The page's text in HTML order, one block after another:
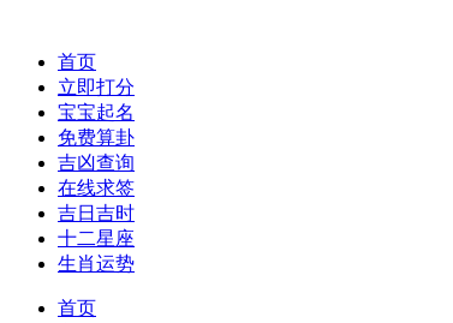
首页
立即打分
宝宝起名
免费算卦
吉凶查询
在线求签
吉日吉时
十二星座
生肖运势
首页